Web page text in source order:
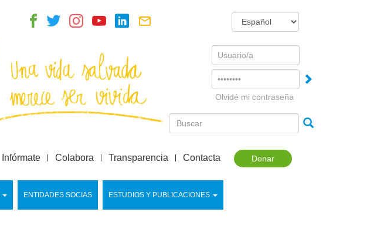
Username
Olvidé mi contraseña
Donar
ENTIDADES SOCIAS ESTUDIOS Y PUBLICACIONES
Infórmate Colabora Transparencia Contacta